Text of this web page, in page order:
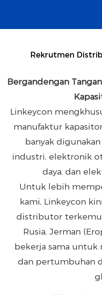
Rekrutmen
Bergandengan
Linkeycon
manufaktur
banyak
industri, elektronik
daya, dan
Untuk lebih
kami, Linkeycon
distributor
Rusia, Jerman
bekerja sama untuk
dan pertumbuhan